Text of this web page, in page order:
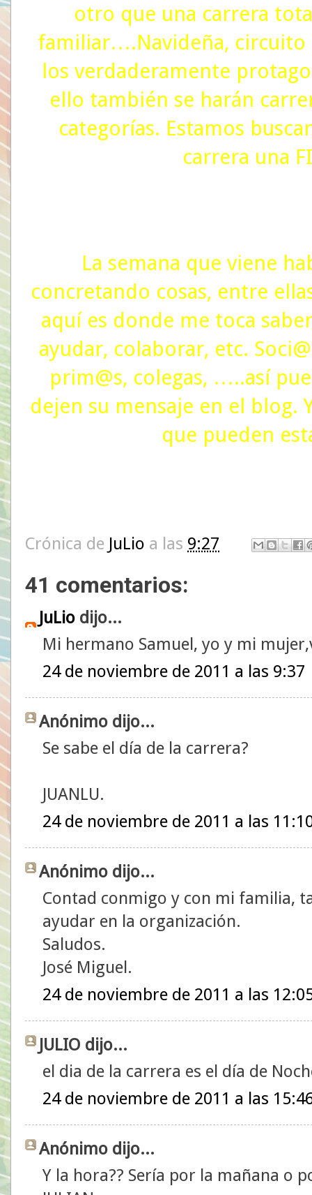
otro que una carrera
familiar….Navideña, circuito
los verdaderamente
ello también se harán
categorías. Estamos
carrera una
La semana que viene
concretando cosas, entre
aquí es donde me toca
ayudar, colaborar, etc.
prim@s, colegas, …..así
dejen su mensaje en el blog.
que pueden
Crónica de JuLio a las 9:27
41 comentarios:
JuLio dijo...
Mi hermano Samuel, yo y mi
24 de noviembre de 2011 a las 9:37
Anónimo dijo...
Se sabe el día de la carrera?
JUANLU.
24 de noviembre de 2011 a las
Anónimo dijo...
Contad conmigo y con mi familia,
ayudar en la organización.
Saludos.
José Miguel.
24 de noviembre de 2011 a las
JULIO dijo...
el dia de la carrera es el día de
24 de noviembre de 2011 a las
Anónimo dijo...
Y la hora?? Sería por la mañana o